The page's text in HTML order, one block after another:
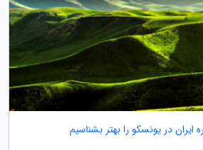
در یونسکو را بهتر بشناسیم